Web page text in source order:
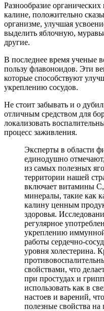
Разнообразие
калине, положительно
организме, улучшая
выделить яблочную,
другие.
В последнее время ученые
пользу флавоноидов. Эти
которые способствуют
укреплению сосудов.
Не стоит забывать и о
отличным средством для
локализовать
процесс заживления.
Эксперты в области
единодушно
из самых полезных
территории нашей
включает витамины
минералы, такие как
калину ценным
здоровья.
регулярное
укреплению
работы сердечно-
уровня холестерина.
свойствами, что
при простудах и
использовать как в
настоев и варений,
полезные свойства на